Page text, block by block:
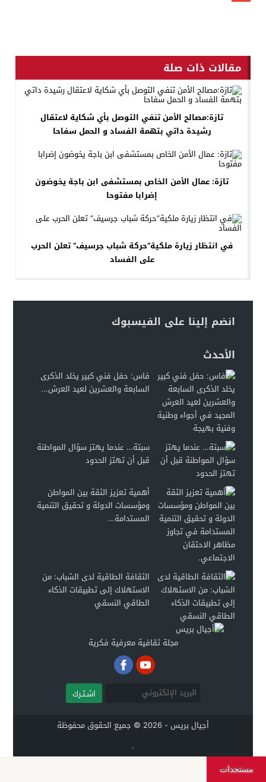
مقالات ذات صلة
تازة:مصالح الأمن تنفي التوصل بأي شكاية لاعتقال
رشيدة داتي بتهمة الفساد و الحمل سفاحا
تازة: عمال الأمن الخاص بمستشفى ابن باجة يخوضون
إضرابا مفتوحا
في انتظار زيارة ملكية”حركة شباب جرسيف” تعلن الحرب
على الفساد
انضم إلينا على الفيسبوك
الأحدث
فاس: حفل فني كبير يخلد الذكرى
السابعة والعشرين لعيد العرش...
سبتة… عندما يهتز سؤال المواطنة
قبل أن تهتز الحدود
أهمية تعزيز الثقة بين المواطن
ومؤسسات الدولة و تحقيق التنمية
المستدامة...
الثقافة الطاقية لدى الشباب: من
الاستهلاك إلى تطبيقات الذكاء
الطاقي النسقي
مجلة ثقافية معرفية فكرية
اشـتـرك
أجيال بريس - 2026 © جميع الحقوق محفوظة
.
مستجدات